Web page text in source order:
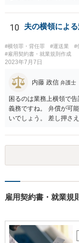
囲、⑥代償措置の有無と
れにしても、書面を拝
要はありますが、上記
ては会社側の請求は認め
10 夫の横領によ
#横領罪・背任罪 #運送業 #
#雇用契約書・就業規則作成
2023年7月7日
内藤 政信 弁護士
困るのは業務上横領で
義務ですね。 弁償が可
いでしょう。 差し押さ
雇用契約書・就業規